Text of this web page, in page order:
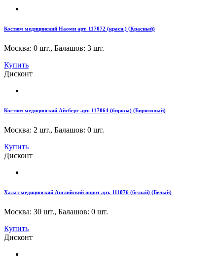
Костюм медицинский Наоми арт. 117072 (красн.) (Красный)
Москва: 0 шт., Балашов: 3 шт.
Купить
Дисконт
Костюм медицинский Айсберг арт. 117064 (бирюза) (Бирюзовый)
Москва: 2 шт., Балашов: 0 шт.
Купить
Дисконт
Халат медицинский Английский ворот арт. 111076 (белый) (Белый)
Москва: 30 шт., Балашов: 0 шт.
Купить
Дисконт